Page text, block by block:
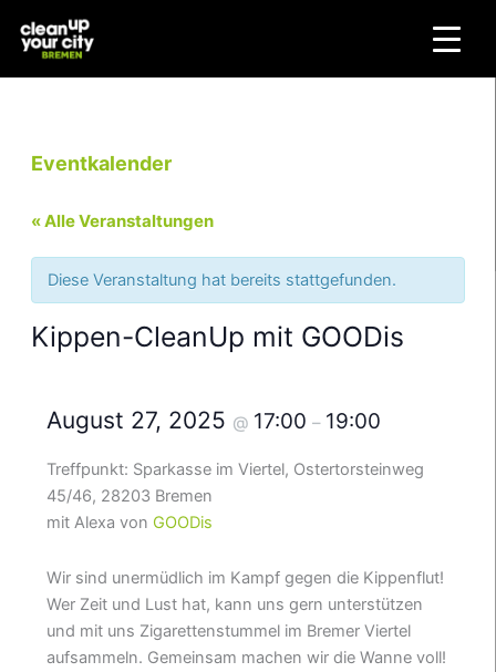
Inhalt
springen
Eventkalender
« Alle Veranstaltungen
Diese Veranstaltung hat bereits stattgefunden.
Kippen-CleanUp mit GOODis
August 27, 2025 @ 17:00– 19:00
Treffpunkt: Sparkasse im Viertel, Ostertorsteinweg
45/46, 28203 Bremen
mit Alexa von GOODis
Wir sind unermüdlich im Kampf gegen die Kippenflut!
Wer Zeit und Lust hat, kann uns gern unterstützen
und mit uns Zigarettenstummel im Bremer Viertel
aufsammeln. Gemeinsam machen wir die Wanne voll!